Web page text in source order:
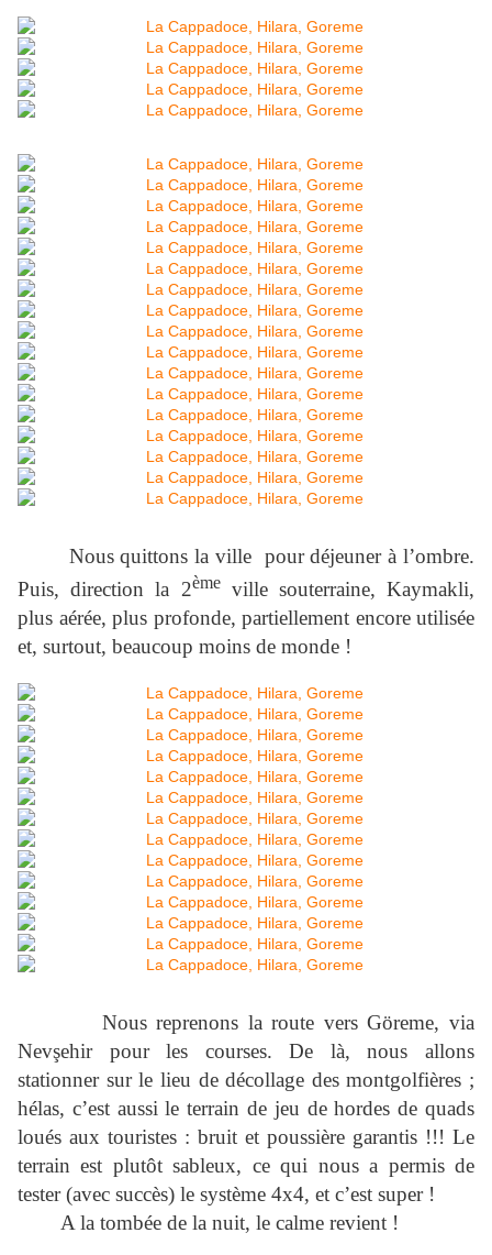
Nous quittons la ville pour déjeuner à l’ombre.
Puis, direction la 2èmeville souterraine, Kaymakli,
plus aérée, plus profonde, partiellement encore utilisée
et, surtout, beaucoup moins de monde !
Nous reprenons la route vers Göreme, via
Nevşehir pour les courses. De là, nous allons
stationner sur le lieu de décollage des montgolfières ;
hélas, c’est aussi le terrain de jeu de hordes de quads
loués aux touristes : bruit et poussière garantis !!! Le
terrain est plutôt sableux, ce qui nous a permis de
tester (avec succès) le système 4x4, et c’est super !
A la tombée de la nuit, le calme revient !